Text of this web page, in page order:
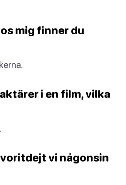
mig finner du
i en film, vilka
vi någonsin